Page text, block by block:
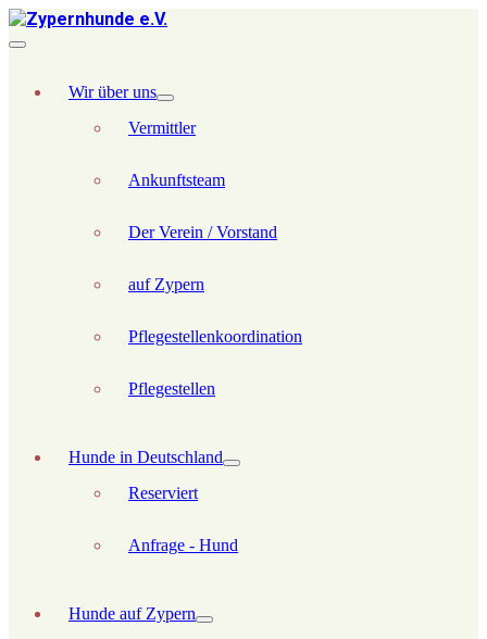
Wir über uns
Vermittler
Ankunftsteam
Der Verein / Vorstand
auf Zypern
Pflegestellenkoordination
Pflegestellen
Hunde in Deutschland
Reserviert
Anfrage - Hund
Hunde auf Zypern